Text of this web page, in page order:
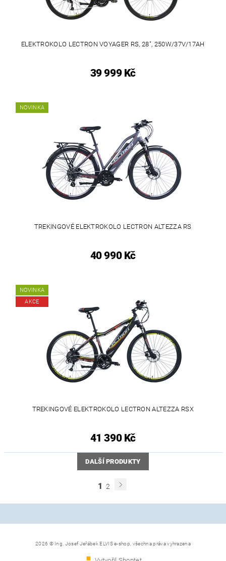
ELEKTROKOLO LECTRON VOYAGER RS, 28", 250W/37V/17AH
39 999 Kč
NOVINKA
TREKINGOVÉ ELEKTROKOLO LECTRON ALTEZZA RS
40 990 Kč
NOVINKA
AKCE
TREKINGOVÉ ELEKTROKOLO LECTRON ALTEZZA RSX
41 390 Kč
DALŠÍ PRODUKTY
1 2
2026 © Ing. Josef Jeřábek ELVIS e-shop, všechna práva vyhrazena